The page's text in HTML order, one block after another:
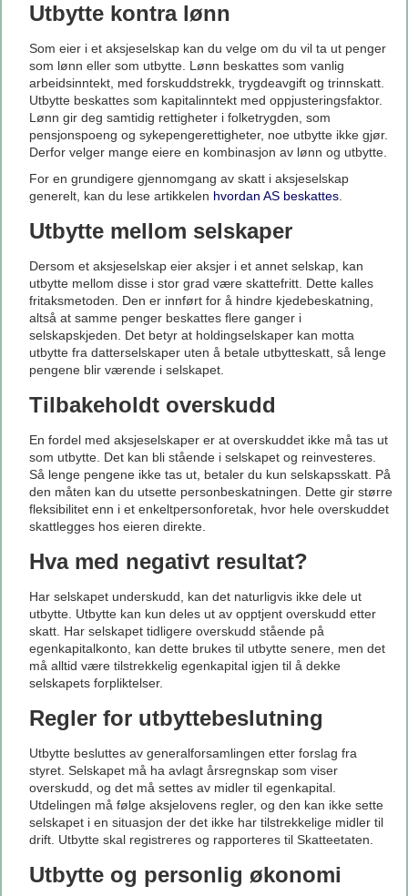
Utbytte kontra lønn
Som eier i et aksjeselskap kan du velge om du vil ta ut penger
som lønn eller som utbytte. Lønn beskattes som vanlig
arbeidsinntekt, med forskuddstrekk, trygdeavgift og trinnskatt.
Utbytte beskattes som kapitalinntekt med oppjusteringsfaktor.
Lønn gir deg samtidig rettigheter i folketrygden, som
pensjonspoeng og sykepengerettigheter, noe utbytte ikke gjør.
Derfor velger mange eiere en kombinasjon av lønn og utbytte.
For en grundigere gjennomgang av skatt i aksjeselskap
generelt, kan du lese artikkelen hvordan AS beskattes
Utbytte mellom selskaper
Dersom et aksjeselskap eier aksjer i et annet selskap, kan
utbytte mellom disse i stor grad være skattefritt. Dette kalles
fritaksmetoden. Den er innført for å hindre kjedebeskatning,
altså at samme penger beskattes flere ganger i
selskapskjeden. Det betyr at holdingselskaper kan motta
utbytte fra datterselskaper uten å betale utbytteskatt, så lenge
pengene blir værende i selskapet.
Tilbakeholdt overskudd
En fordel med aksjeselskaper er at overskuddet ikke må tas ut
som utbytte. Det kan bli stående i selskapet og reinvesteres.
Så lenge pengene ikke tas ut, betaler du kun selskapsskatt. På
den måten kan du utsette personbeskatningen. Dette gir større
fleksibilitet enn i et enkeltpersonforetak, hvor hele overskuddet
skattlegges hos eieren direkte.
Hva med negativt resultat?
Har selskapet underskudd, kan det naturligvis ikke dele ut
utbytte. Utbytte kan kun deles ut av opptjent overskudd etter
skatt. Har selskapet tidligere overskudd stående på
egenkapitalkonto, kan dette brukes til utbytte senere, men det
må alltid være tilstrekkelig egenkapital igjen til å dekke
selskapets forpliktelser.
Regler for utbyttebeslutning
Utbytte besluttes av generalforsamlingen etter forslag fra
styret. Selskapet må ha avlagt årsregnskap som viser
overskudd, og det må settes av midler til egenkapital.
Utdelingen må følge aksjelovens regler, og den kan ikke sette
selskapet i en situasjon der det ikke har tilstrekkelige midler til
drift. Utbytte skal registreres og rapporteres til Skatteetaten.
Utbytte og personlig økonomi